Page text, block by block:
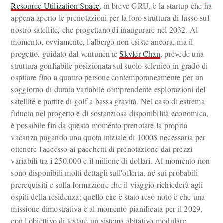
Resource Utilization Space, in breve GRU, è la startup che ha
appena aperto le prenotazioni per la loro struttura di lusso sul
nostro satellite, che progettano di inaugurare nel 2032. Al
momento, ovviamente, l'albergo non esiste ancora, ma il
progetto, guidato dal ventunenneSkyler Chan, prevede una
struttura gonfiabile posizionata sul suolo selenico in grado di
ospitare fino a quattro persone contemporaneamente per un
soggiorno di durata variabile comprendente esplorazioni del
satellite e partite di golf a bassa gravità. Nel caso di estrema
fiducia nel progetto e di sostanziosa disponibilità economica,
è possibile fin da questo momento prenotare la propria
vacanza pagando una quota iniziale di 1000$ necessaria per
ottenere l'accesso ai pacchetti di prenotazione dai prezzi
variabili tra i 250.000 e il milione di dollari. Al momento non
sono disponibili molti dettagli sull'offerta, né sui probabili
prerequisiti e sulla formazione che il viaggio richiederà agli
ospiti della residenza; quello che è stato reso noto è che una
missione dimostrativa è al momento pianificata per il 2029,
con l'obiettivo di testare un sistema abitativo modulare